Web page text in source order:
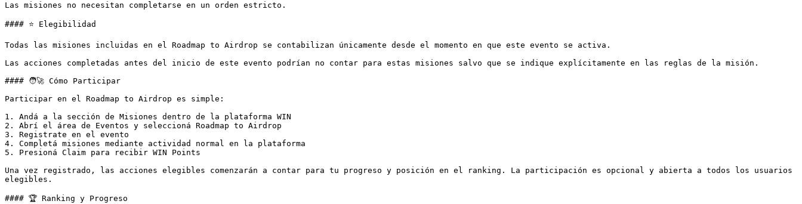
Las misiones no necesitan completarse en un orden estricto.
#### ⭐ Elegibilidad
Todas las misiones incluidas en el Roadmap to Airdrop se contabilizan únicamente desde el momento en que este evento se activa.
Las acciones completadas antes del inicio de este evento podrían no contar para estas misiones salvo que se indique explícitamente en las reglas de la misión.
#### 🧑‍🚀 Cómo Participar
Participar en el Roadmap to Airdrop es simple:
1. Andá a la sección de Misiones dentro de la plataforma WIN
2. Abrí el área de Eventos y seleccioná Roadmap to Airdrop
3. Registrate en el evento
4. Completá misiones mediante actividad normal en la plataforma
5. Presioná Claim para recibir WIN Points
Una vez registrado, las acciones elegibles comenzarán a contar para tu progreso y posición en el ranking. La participación es opcional y abierta a todos los usuarios
elegibles.
#### 🏆 Ranking y Progreso